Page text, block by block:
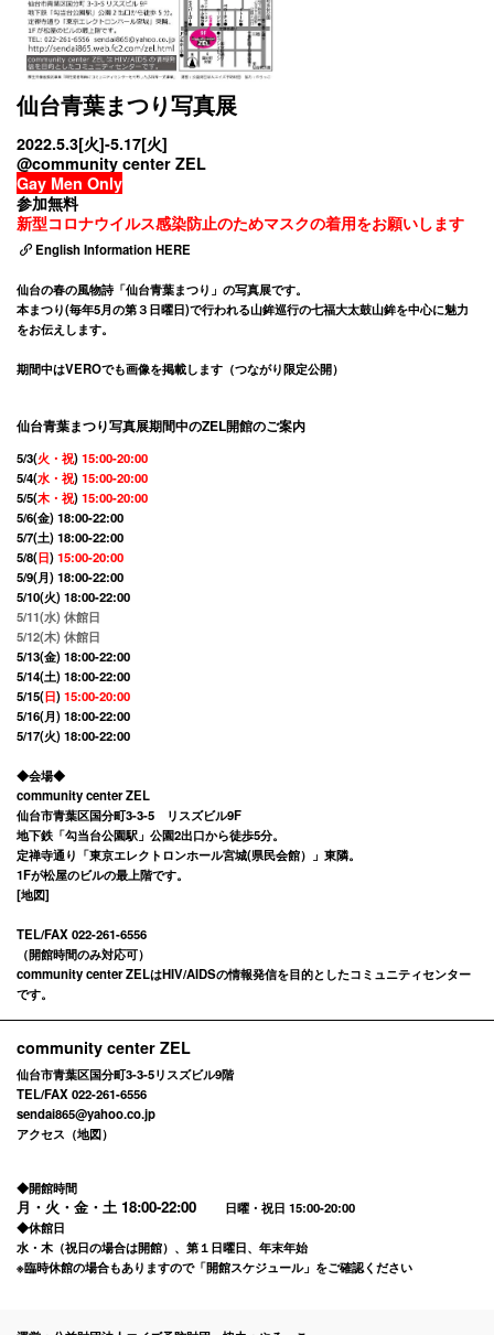
仙台青葉まつり写真展
2022.5.3[火]-5.17[火]
@community center ZEL
Gay Men Only
参加無料
新型コロナウイルス感染防止のためマスクの着用をお願いします
English Information HERE
仙台の春の風物詩「仙台青葉まつり」の写真展です。
本まつり(毎年5月の第３日曜日)で行われる山鉾巡行の七福大太鼓山鉾を中心に魅力
をお伝えします。
期間中はVEROでも画像を掲載します（つながり限定公開）
仙台青葉まつり写真展期間中のZEL開館のご案内
5/3(火 ・祝)15:00-20:00
5/4(水 ・祝)15:00-20:00
5/5(木 ・祝)15:00-20:00
5/6(金) 18:00-22:00
5/7(土) 18:00-22:00
5/8(日)15:00-20:00
5/9(月) 18:00-22:00
5/10(火) 18:00-22:00
5/11(水) 休館日
5/12(木) 休館日
5/13(金) 18:00-22:00
5/14(土) 18:00-22:00
5/15(日)15:00-20:00
5/16(月) 18:00-22:00
5/17(火) 18:00-22:00
◆会場◆
community center ZEL
仙台市青葉区国分町3-3-5 リスズビル9F
地下鉄「勾当台公園駅」公園2出口から徒歩5分。
定禅寺通り「東京エレクトロンホール宮城(県民会館）」東隣。
1Fが松屋のビルの最上階です。
[地図]
TEL/FAX 022-261-6556
（開館時間のみ対応可）
community center ZELはHIV/AIDSの情報発信を目的としたコミュニティセンター
です。
community center ZEL
仙台市青葉区国分町3-3-5リスズビル9階
TEL/FAX 022-261-6556
sendai865@yahoo.co.jp
アクセス（地図）
◆開館時間
月・火・金・土 18:00-22:00
日曜・祝日 15:00-20:00
◆休館日
水・木（祝日の場合は開館）、第１日曜日、年末年始
※臨時休館の場合もありますので「開館スケジュール」をご確認ください